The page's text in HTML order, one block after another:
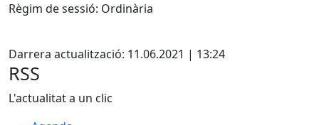
Règim de sessió: Ordinària
Darrera actualització: 11.06.2021 | 13:24
RSS
L'actualitat a un clic